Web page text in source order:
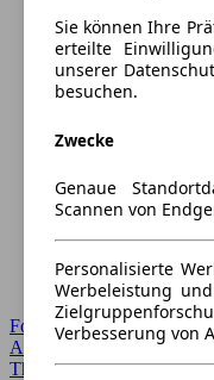
Forum Startseite
Alle Auto-Foren
Themen-Forum
Sie können Ihre
erteilte
unserer
besuchen.
Zwecke
Genaue
Scannen von
Personalisierte
Werbeleistung
Verbesserung von